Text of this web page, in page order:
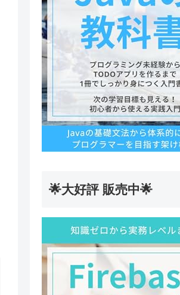
🌟大好評 販売中🌟